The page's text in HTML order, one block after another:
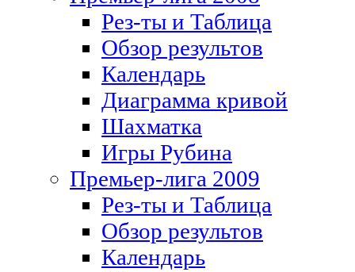
Рез-ты и Таблица
Обзор результов
Календарь
Диаграмма кривой
Шахматка
Игры Рубина
Премьер-лига 2009
Рез-ты и Таблица
Обзор результов
Календарь